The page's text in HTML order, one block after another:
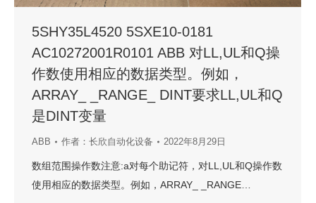
5SHY35L4520 5SXE10-0181
AC10272001R0101 ABB 对LL,UL和Q操
作数使用相应的数据类型。例如，
ARRAY_ _RANGE_ DINT要求LL,UL和Q
是DINT变量
ABB 作者： 长欣自动化设备 2022年8月29日
数组范围操作数注意:a对每个助记符，对LL,UL和Q操作数
使用相应的数据类型。例如，ARRAY_ _RANGE…